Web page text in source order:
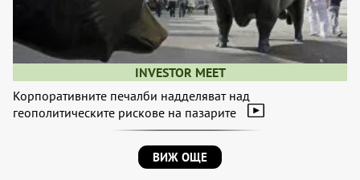
INVESTOR MEET
Корпоративните печалби надделяват над
геополитическите рискове на пазарите
ВИЖ ОЩЕ